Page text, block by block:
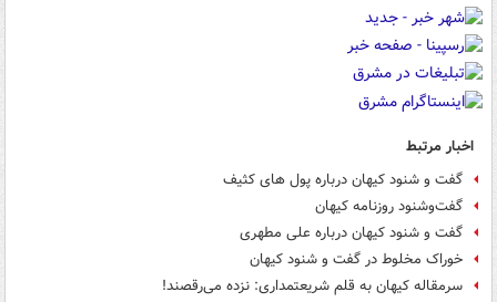
اخبار مرتبط
گفت و شنود کیهان درباره پول های کثیف
گفت‌وشنود روزنامه کیهان
گفت و شنود کیهان درباره علی مطهری
خوراک مخلوط در گفت و شنود کیهان
سرمقاله کیهان به قلم شریعتمداری: نزده می‌رقصند!